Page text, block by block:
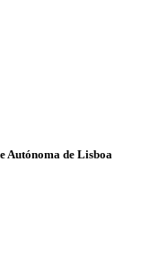
Autónoma de Lisboa